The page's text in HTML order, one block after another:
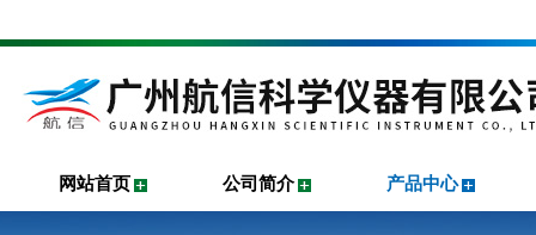
网站首页 公司简介 产品中心